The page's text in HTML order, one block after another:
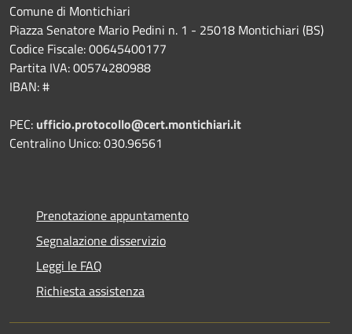
Comune di Montichiari
Piazza Senatore Mario Pedini n. 1 - 25018 Montichiari (BS)
Codice Fiscale: 00645400177
Partita IVA: 00574280988
IBAN: #
PEC: ufficio.protocollo@cert.montichiari.it
Centralino Unico: 030.96561
Prenotazione appuntamento
Segnalazione disservizio
Leggi le FAQ
Richiesta assistenza